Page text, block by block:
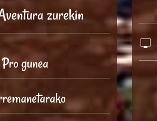
zurekin
Pro gunea